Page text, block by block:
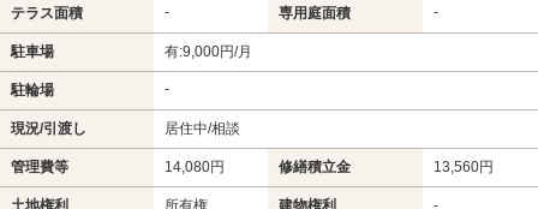
テラス面積 - 専用庭面積 -
駐車場 有:9,000円/月
駐輪場 -
現況/引渡し 居住中/相談
管理費等 14,080円 修繕積立金 13,560円
土地権利 所有権 建物権利 -